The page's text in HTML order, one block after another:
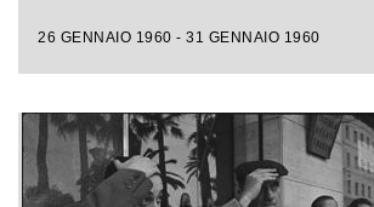
26 GENNAIO 1960 - 31 GENNAIO 1960